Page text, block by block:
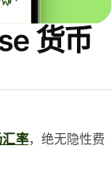
货币
率，绝无隐性费